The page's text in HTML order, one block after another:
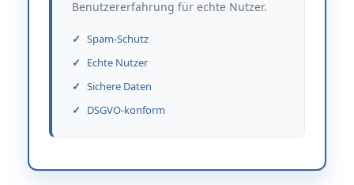
Benutzererfahrung für echte Nutzer.
Spam-Schutz
Echte Nutzer
Sichere Daten
DSGVO-konform